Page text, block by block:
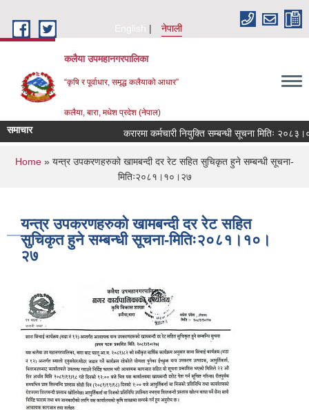
English
नेपाली
कलैया उपमहानगरपालिका
“कृषि र पूर्वाधार, समृद्ध कलैयाको आधार”
कलैया, बारा, मधेश प्रदेश (नेपाल)
समाचार करारमा कर्मचारी नियुक्ति सम्बन्धी सूचना मितिः
You are here
Home » यन्त्र उपकरणहरुको खामबन्दी दर रेट सहित सुचिकृत हुने सम्बन्धी सूचना-
मितिः२०८१।१०।२७
यन्त्र उपकरणहरुको खामबन्दी दर रेट सहित
सुचिकृत हुने सम्बन्धी सूचना-मितिः२०८१।१०।
२७